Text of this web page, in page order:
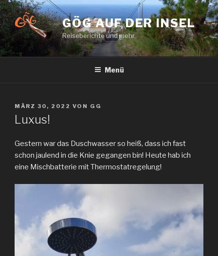
Zum
Inhalt
springen
GÖG AUF DER INSEL
Reiseberichte und mehr.
Menü
VERÖFFENTLICHT
AM
MÄRZ 30, 2022 VON GG
Luxus!
Gestern war das Duschwasser so heiß, dass ich fast
schon jaulend in die Knie gegangen bin! Heute hab ich
eine Mischbatterie mit Thermostatregelung!